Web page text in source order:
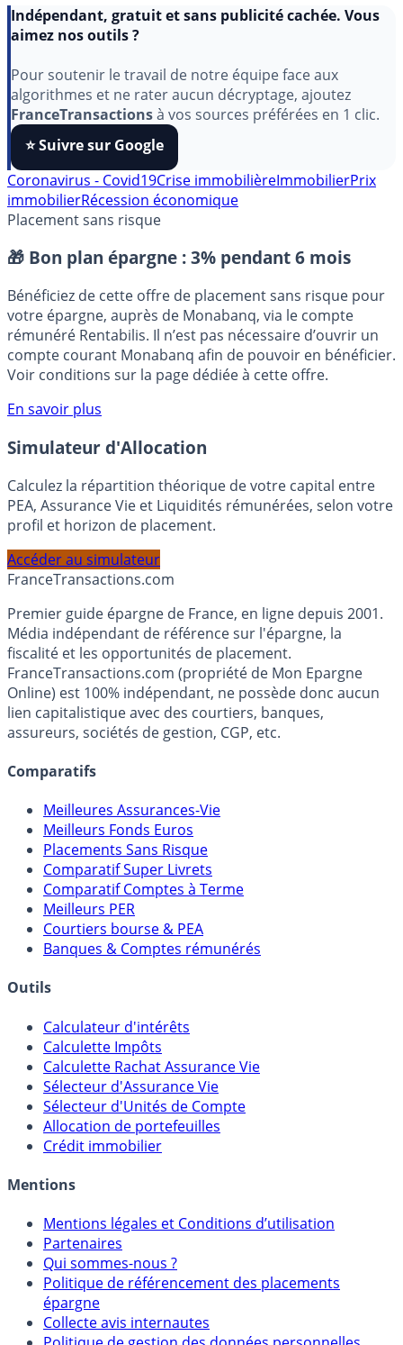
Indépendant, gratuit et sans publicité cachée. Vous
Pour soutenir le travail de notre équipe face aux
algorithmes et ne rater aucun décryptage, ajoutez
FranceTransactionsà vos sources préférées en 1 clic.
⭐️ Suivre sur Google
Coronavirus - Covid19Crise immobilière
immobilierRécession économique
Placement sans risque
🎁 Bon plan épargne : 3% pendant 6 mois
Bénéficiez de cette offre de placement sans risque pour
votre épargne, auprès de Monabanq, via le compte
rémunéré Rentabilis. Il n’est pas nécessaire d’ouvrir un
compte courant Monabanq afin de pouvoir en bénéficier.
Voir conditions sur la page dédiée à cette offre.
En savoir plus
Simulateur d'Allocation
Calculez la répartition théorique de votre capital entre
PEA, Assurance Vie et Liquidités rémunérées, selon votre
profil et horizon de placement.
Accéder au simulateur
FranceTransactions.com
Premier guide épargne de France, en ligne depuis 2001.
Média indépendant de référence sur l'épargne, la
fiscalité et les opportunités de placement.
FranceTransactions.com (propriété de Mon Epargne
Online) est 100% indépendant, ne possède donc aucun
lien capitalistique avec des courtiers, banques,
Meilleures Assurances-Vie
Meilleurs Fonds Euros
Placements Sans Risque
Comparatif Super Livrets
Comparatif Comptes à Terme
Meilleurs PER
Courtiers bourse & PEA
Calculateur d'intérêts
Calculette Impôts
Calculette Rachat Assurance Vie
Sélecteur d'Assurance Vie
Sélecteur d'Unités de Compte
Allocation de portefeuilles
Mentions légales et Conditions d’utilisation
Partenaires
Qui sommes-nous ?
Politique de référencement des placements
épargne